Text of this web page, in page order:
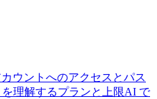
ウントへのアクセスとパス
理解するプランと上限AI で